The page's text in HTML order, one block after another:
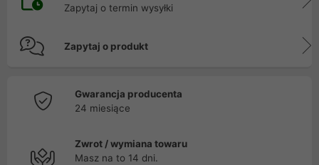
Zapytaj o termin wysyłki
Zapytaj o produkt
Gwarancja producenta
24 miesiące
Zwrot / wymiana towaru
Masz na to 14 dni.